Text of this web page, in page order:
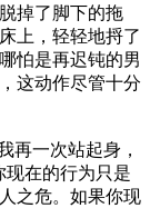
掉了脚下的拖
上，轻轻地捋了
怕是再迟钝的男
这动作尽管十分
一次站起身，
现在的行为只是
之危。如果你现